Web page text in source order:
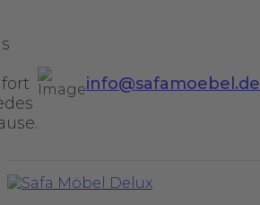
info@safamoebel.de